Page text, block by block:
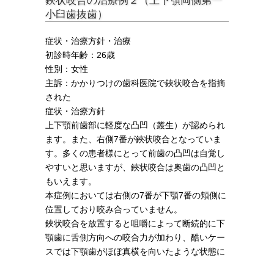
小臼歯抜歯）
症状・治療方針・治療
初診時年齢：26歳
性別：女性
主訴：かかりつけの歯科医院で鋏状咬合を指摘
された
症状・治療方針
上下顎前歯部に軽度な凸凹（叢生）が認められ
ます。また、右側7番が鋏状咬合となっていま
す。多くの患者様にとって前歯の凸凹は自覚し
やすいと思いますが、鋏状咬合は奥歯の凸凹と
もいえます。
本症例においては右側の7番が下顎7番の頬側に
位置しており咬み合っていません。
鋏状咬合を放置すると咀嚼によって断続的に下
顎歯に舌側方向への咬合力が加わり、酷いケー
スでは下顎歯がほぼ真横を向いたような状態に